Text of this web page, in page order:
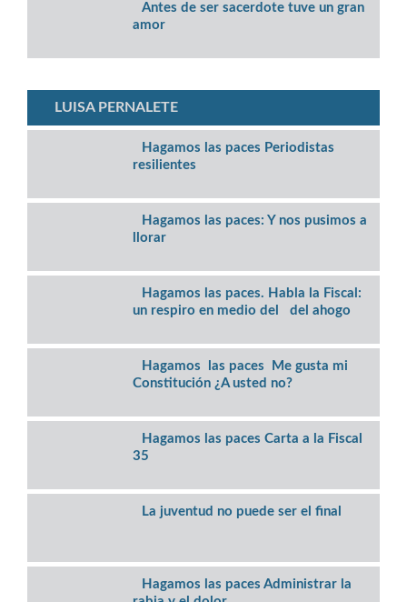
Antes de ser sacerdote tuve un gran
amor
LUISA PERNALETE
Hagamos las paces Periodistas
resilientes
Hagamos las paces: Y nos pusimos a
llorar
Hagamos las paces. Habla la Fiscal:
un respiro en medio del del ahogo
Hagamos las paces Me gusta mi
Constitución ¿A usted no?
Hagamos las paces Carta a la Fiscal
35
La juventud no puede ser el final
Hagamos las paces Administrar la